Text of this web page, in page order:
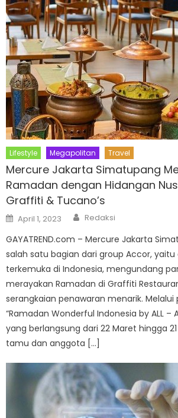
Lifestyle Megapolitan Travel
Mercure Jakarta Simatupang
Ramadan dengan Hidangan
Graffiti & Tucano’s
Posted
on
April 1, 2023 Author
Redaksi
GAYATREND.com – Mercure Jakarta
salah satu bagian dari group Accor,
terkemuka di Indonesia, mengundang
merayakan Ramadan di Graffiti
serangkaian penawaran menarik. Melalui
“Ramadan Wonderful Indonesia by ALL –
yang berlangsung dari 22 Maret hingga
tamu dan anggota […]